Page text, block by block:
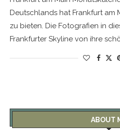
Deutschlands hat Frankfurt am
zu bieten. Die Fotografien in
Frankfurter Skyline von ihre
ABOUT